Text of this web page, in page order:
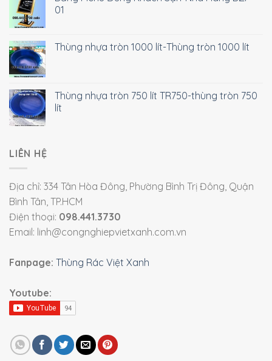
01
Thùng nhựa tròn 1000 lít-Thùng tròn 1000 lít
Thùng nhựa tròn 750 lít TR750-thùng tròn 750
lít
LIÊN HỆ
Địa chỉ: 334 Tân Hòa Đông, Phường Bình Trị Đông, Quận
Bình Tân, TP.HCM
Điện thoại: 098.441.3730
Email: linh@congnghiepvietxanh.com.vn
Fanpage: Thùng Rác Việt Xanh
Youtube: